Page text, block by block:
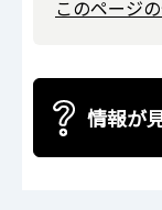
このページ
情報が